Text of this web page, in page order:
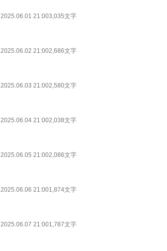
2025.06.01 21:003,035文字
2025.06.02 21:002,686文字
2025.06.03 21:002,580文字
2025.06.04 21:002,038文字
2025.06.05 21:002,086文字
2025.06.06 21:001,874文字
2025.06.07 21:001,787文字